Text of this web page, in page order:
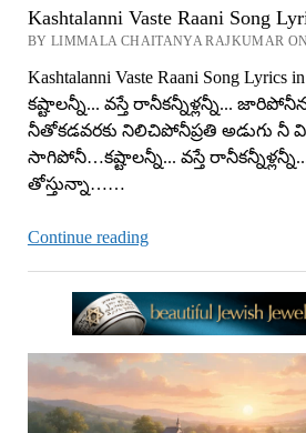
Kashtalanni Vaste Raani Song
BY LIMMALA CHAITANYA RAJKUMAR
Kashtalanni Vaste Raani Song Lyrics
కష్టాలన్నీ... వస్తే రానీకన్నీళ్లన్నీ...
నీతోకడవరకు నిలిచిపోనీప్రతి అడుగు
సాగిపోనీ…కష్టాలన్నీ... వస్తే
తోస్తున్నా……
Continue readingKashtalanni
Raani
Song
Telugu
Now